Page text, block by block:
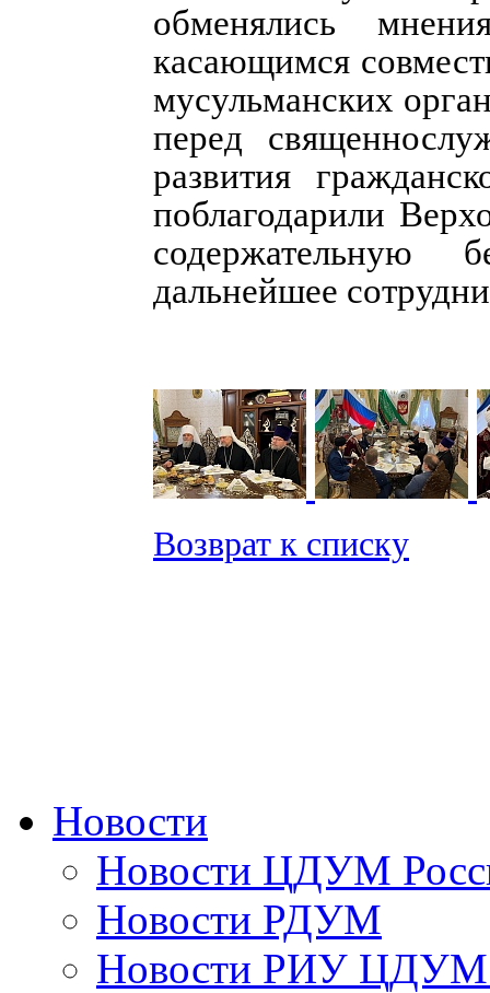
обменялись
касающимся
мусульманских
перед
развития
поблагодарили
содержательную
дальнейшее
Возврат к списку
Новости
Новости ЦДУМ
Новости РДУМ
Новости РИУ ЦДУМ